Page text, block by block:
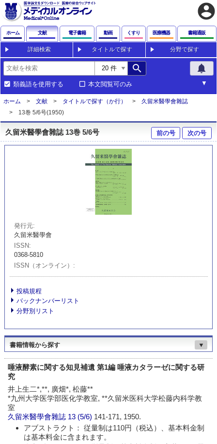
account_circle
ホーム 文献 電子書籍 動画 くすり 医療機器 書籍通販
詳細検索 タイトルで探す 分野で探す
search notifications
類義語を使用する 本文閲覧可のみ
ホーム 文献 タイトルで探す（か行）
久留米醫學會雜誌
13巻 5/6号(1950)
久留米醫學會雜誌 13巻 5/6号 前の号 次の号
発行元
久留米醫學會
ISSN
0368-5810
ISSN（オンライン）
投稿規程
バックナンバーリスト
分野別リスト
書籍情報から探す ▼
唾液酵素に関する知見補遺 第1編 唾液カタラーゼに関する研
究
井上生二*,**, 廣畑*, 松藤**
*九州大学医学部医化学教室, **久留米医科大学松藤内科学教
室
久留米醫學會雜誌 13 (5/6) 141-171, 1950.
アブストラクト： 従量制は110円（税込）、基本料金制
は基本料金に含まれます。